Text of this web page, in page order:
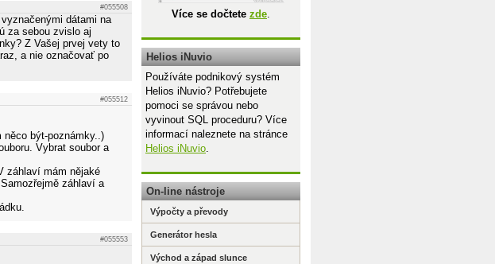
#055508
dátami na
za sebou zvislo aj
Z Vašej prvej vety to
a nie označovať po
#055512
být-poznámky..)
Vybrat soubor a
záhlaví mám nějaké
záhlaví a
#055553
Více se dočtete zde.
Helios iNuvio
Používáte podnikový systém
Helios iNuvio? Potřebujete
pomoci se správou nebo
vyvinout SQL proceduru? Více
informací naleznete na stránce
Helios iNuvio.
On-line nástroje
Výpočty a převody
Generátor hesla
Východ a západ slunce